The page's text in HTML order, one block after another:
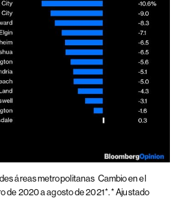
áreas metropolitanas Cambio en el
de 2020 a agosto de 2021*. * Ajustado